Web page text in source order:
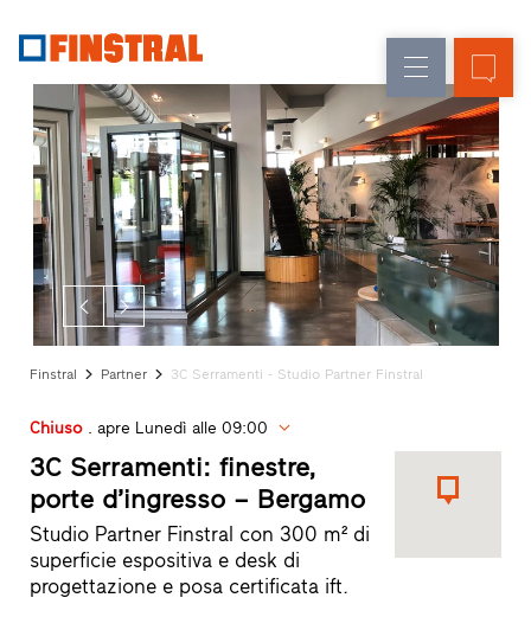
Finestre
Porte
d’ingresso
Pareti
vetrate
Sostituzione
Nuova
costruzione
Realizzazioni
Servizi
per
il
progettista
Programma
per
Partner
Finstral
rivenditori
rapidi
Finstral Partner 3C Serramenti - Studio Partner Finstral
Chiuso. apre Lunedì alle 09:00
3C Serramenti: finestre,
porte d’ingresso – Bergamo
Studio Partner Finstral con 300 m² di
superficie espositiva e desk di
progettazione e posa certificata ift.